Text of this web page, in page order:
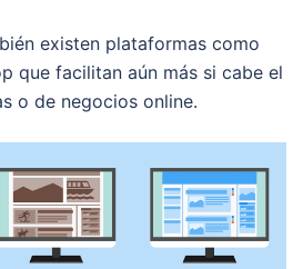
existen plataformas como
que facilitan aún más si cabe el
o de negocios online.